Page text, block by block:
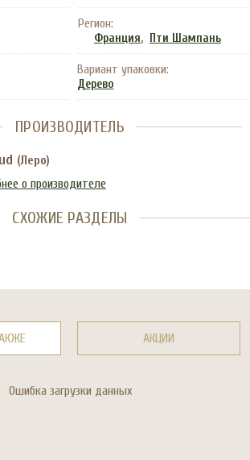
Регион:
Франция, Пти Шампань
Вариант упаковки:
Дерево
ПРОИЗВОДИТЕЛЬ
(Леро)
о производителе
СХОЖИЕ РАЗДЕЛЫ
АКЦИИ
Ошибка загрузки данных